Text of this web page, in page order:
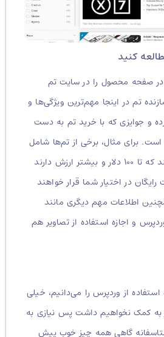
محصول را در سایت تم
تم در اینجا مهم‌ترین ویژگی‌ها و
جوایزی که با خرید تم به دست
برای مثال، برخی از تم‌ها شامل
چند پلاگین پولی هستند که تا ۱۰۰ دلار و بیشتر ارزش دارند
در اختیار شما قرار خواهند
مهم‌ دیگری مانند
و اجازه استفاده از تصاویر هم
از وردپرس را می‌دانیم، خیلی
نخواهیم داشت پس نیازی به
گاهی همه چیز خوب پیش